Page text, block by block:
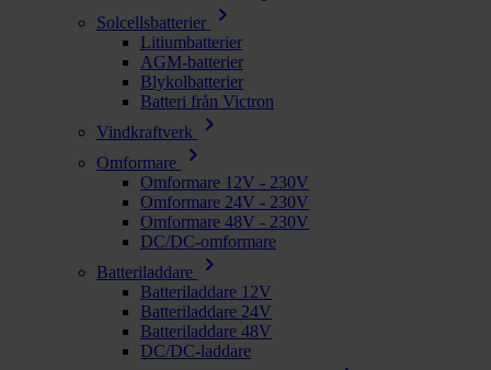
Solcellsbatterier
chevron_right
Litiumbatterier
AGM-batterier
Blykolbatterier
Batteri från Victron
Vindkraftverk
chevron_right
Omformare chevron_right
Omformare 12V - 230V
Omformare 24V - 230V
Omformare 48V - 230V
DC/DC-omformare
Batteriladdare
chevron_right
Batteriladdare 12V
Batteriladdare 24V
Batteriladdare 48V
DC/DC-laddare